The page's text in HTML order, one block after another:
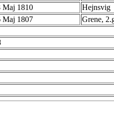
Maj 1810
Hejnsvig
Maj 1807 Grene,